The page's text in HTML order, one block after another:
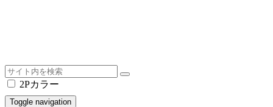
2Pカラー
Toggle navigation